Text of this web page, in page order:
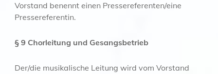
Vorstand benennt einen Pressereferenten/eine
Pressereferentin.
§ 9 Chorleitung und Gesangsbetrieb
Der/die musikalische Leitung wird vom Vorstand